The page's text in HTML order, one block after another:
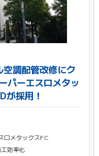
調配管改修にク
パーエスロメタッ
が採用！
ロメタックスFC
工効率化